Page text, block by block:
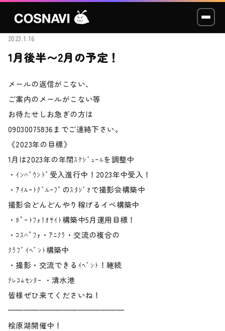
モデル撮影会
ショッカー
スタジオ
LABO
メディア
2023.1.16
1月後半〜2月の予定！
メールの返信がこない、
ご案内のメールがこない等
お待たせしお急ぎの方は
09030075836までご連絡下さい。
《2023年の目標》
1月は2023年の年間ｽｹｼﾞｭｰﾙを調整中
・ｲﾝﾊﾞｳﾝﾄﾞ受入進行中！2023年中受入！
・ｱｲﾙｰﾄｸﾞﾙｰﾌﾟのｽﾀｼﾞｵで撮影会構築中
撮影会どんどんやり稼げるイベ構築中
・ﾎﾟｰﾄﾌｫﾘｵｻｲﾄ構築中5月運用目標！
・ｺｽﾊﾟﾌｫ・ｱﾆｸﾗ・交流の複合の
ｸﾗﾌﾞｲﾍﾞﾝﾄ構築中
・撮影・交流できるｲﾍﾞﾝﾄ！継続
ﾃﾚｺﾑｾﾝﾀｰ ・清水港
皆様ぜひ来てくださいね！
———————————————
桧原湖開催中！